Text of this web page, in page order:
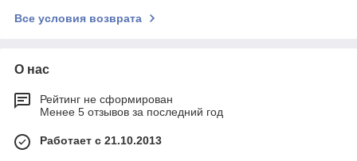
Все условия возврата
О нас
Рейтинг не сформирован
Менее 5 отзывов за последний год
Работает с 21.10.2013